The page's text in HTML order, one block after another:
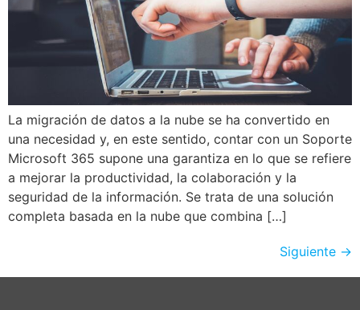
La migración de datos a la nube se ha convertido en
una necesidad y, en este sentido, contar con un Soporte
Microsoft 365 supone una garantiza en lo que se refiere
a mejorar la productividad, la colaboración y la
seguridad de la información. Se trata de una solución
completa basada en la nube que combina […]
Siguiente →